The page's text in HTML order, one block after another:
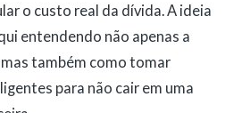
o custo real da dívida. A ideia
entendendo não apenas a
também como tomar
para não cair em uma